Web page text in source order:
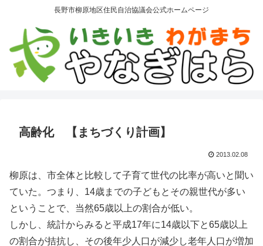
長野市柳原地区住民自治協議会公式ホームページ
高齢化 【まちづくり計画】
2013.02.08
柳原は、市全体と比較して子育て世代の比率が高いと聞い
ていた。つまり、14歳までの子どもとその親世代が多い
ということで、当然65歳以上の割合が低い。
しかし、統計からみると平成17年に14歳以下と65歳以上
の割合が拮抗し、その後年少人口が減少し老年人口が増加